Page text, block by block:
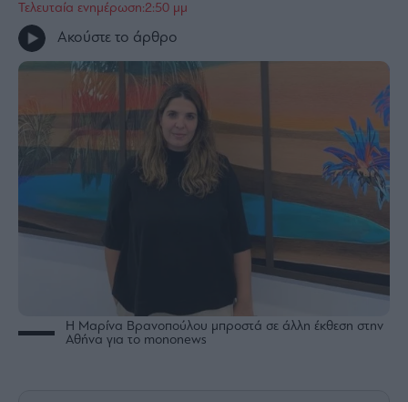
The
Wiseman
Room
Story
Winners
Losers
Επι-
Today
Τελευταία ενημέρωση:2:50 μμ
Ακούστε το άρθρο
Η Μαρίνα Βρανοπούλου μπροστά σε άλλη έκθεση στην
Αθήνα για το mononews